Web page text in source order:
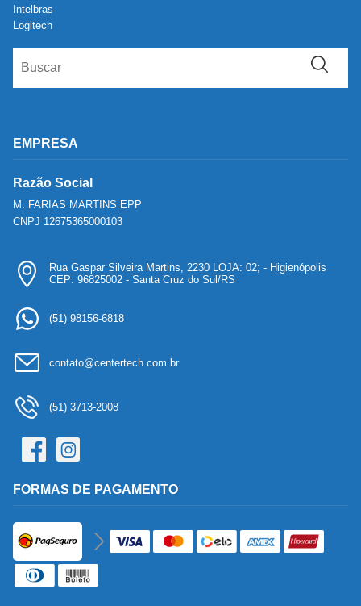
Intelbras
Logitech
EMPRESA
Razão Social
M. FARIAS MARTINS EPP
CNPJ 12675365000103
Rua Gaspar Silveira Martins, 2230 LOJA: 02; - Higienópolis
CEP: 96825002 - Santa Cruz do Sul/RS
(51) 98156-6818
contato@centertech.com.br
(51) 3713-2008
FORMAS DE PAGAMENTO